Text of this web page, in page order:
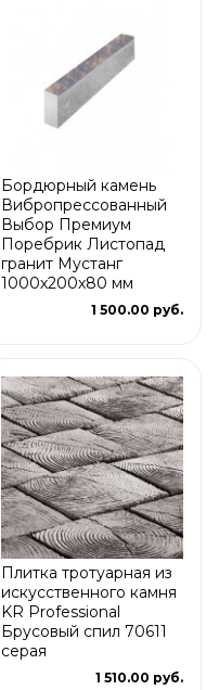
Бордюрный камень
Вибропрессованный
Выбор Премиум
Поребрик Листопад
гранит Мустанг
1000х200х80 мм
1 500.00 руб.
Плитка тротуарная из
искусственного камня
KR Professional
Брусовый спил 70611
серая
1 510.00 руб.